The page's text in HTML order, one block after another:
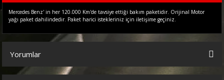
Mercedes Benz' in her 120.000 Km'de tavsiye ettiği bakım paketidir. Orijinal Motor
yağı paket dahilindedir. Paket harici istekleriniz için iletişime geçiniz.
Yorumlar